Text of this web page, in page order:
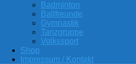
Badminton
Ballfreunde
Gymnastik
Tanzgruppe
Volkssport
Shop
Impressum / Kontakt